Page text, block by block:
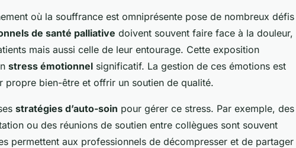
où la souffrance est omniprésente pose de nombreux défis
de santé palliative doivent souvent faire face à la douleur,
mais aussi celle de leur entourage. Cette exposition
stress émotionnel significatif. La gestion de ces émotions est
propre bien-être et offrir un soutien de qualité.
stratégies d’auto-soin pour gérer ce stress. Par exemple, des
ou des réunions de soutien entre collègues sont souvent
permettent aux professionnels de décompresser et de partager